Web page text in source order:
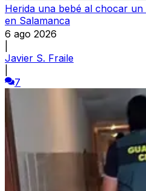
Herida una bebé al chocar
en Salamanca
6 ago 2026
Javier S. Fraile
7